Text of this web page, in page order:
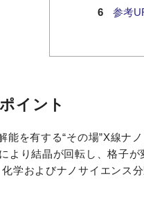
参考
イント
能を有する“その場”X線ナ
より結晶が回転し、格子
化学およびナノサイエンス